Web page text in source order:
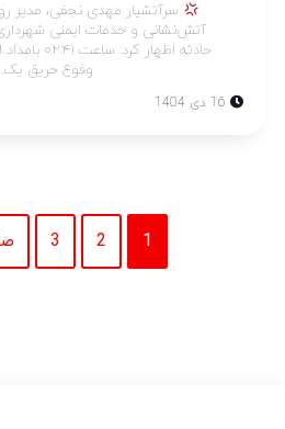
سرآتشیار مهدی نجفی، مدیر
آتش‌نشانی و خدمات ایمنی
حادثه اظهار
وقوع حریق
16 دی 1404
1
2
3